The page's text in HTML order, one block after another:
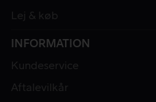
Lej & køb
INFORMATION
Kundeservice
Aftalevilkår